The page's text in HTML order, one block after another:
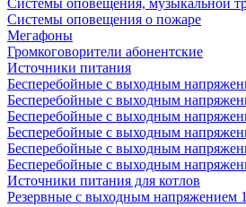
Системы оповещения, музыкальной
Системы оповещения о пожаре
Мегафоны
Громкоговорители абонентские
Источники питания
Бесперебойные с выходным
Бесперебойные с выходным
Бесперебойные с выходным
Бесперебойные с выходным
Бесперебойные с выходным
Бесперебойные с выходным
Источники питания для котлов
Резервные с выходным напряжением